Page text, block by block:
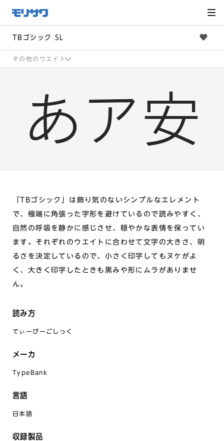
メ
ニュー
飛ばし
へ移動
TBゴシック SL
その他のウエイト
「TBゴシック」は飾り気のないシンプルなエレメント
で、極端に角張った字形を避けているので読みやすく、
自然の呼吸を静かに感じさせ、穏やかな表情を保ってい
ます。それぞれのウエイトに合わせて文字の大きさ、明
るさを決定しているので、小さく印字してもヌケがよ
く、大きく印字したときも黒みや形にムラがありませ
ん。
読み方
てぃーびーごしっく
メーカ
TypeBank
言語
日本語
収録製品